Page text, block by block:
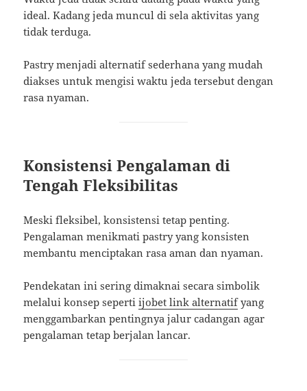
ideal. Kadang jeda muncul di sela aktivitas yang
tidak terduga.
Pastry menjadi alternatif sederhana yang mudah
diakses untuk mengisi waktu jeda tersebut dengan
rasa nyaman.
Konsistensi Pengalaman di
Tengah Fleksibilitas
Meski fleksibel, konsistensi tetap penting.
Pengalaman menikmati pastry yang konsisten
membantu menciptakan rasa aman dan nyaman.
Pendekatan ini sering dimaknai secara simbolik
melalui konsep sepertiijobet link alternatifyang
menggambarkan pentingnya jalur cadangan agar
pengalaman tetap berjalan lancar.